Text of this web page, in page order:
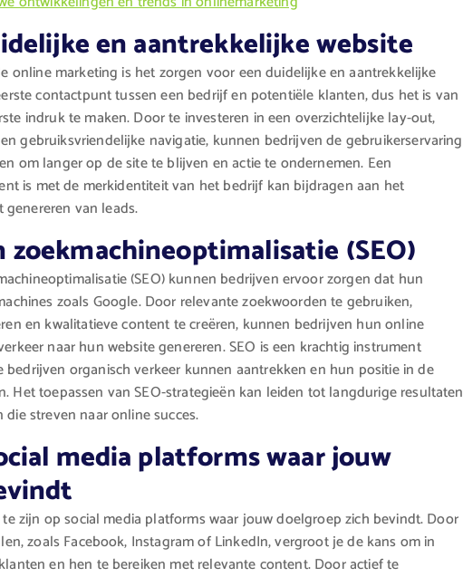
en aantrekkelijke website
online marketing is het zorgen voor een duidelijke en aantrekkelijke
contactpunt tussen een bedrijf en potentiële klanten, dus het is van
indruk te maken. Door te investeren in een overzichtelijke lay-out,
gebruiksvriendelijke navigatie, kunnen bedrijven de gebruikerservaring
om langer op de site te blijven en actie te ondernemen. Een
is met de merkidentiteit van het bedrijf kan bijdragen aan het
van leads.
zoekmachineoptimalisatie (SEO)
(SEO) kunnen bedrijven ervoor zorgen dat hun
zoals Google. Door relevante zoekwoorden te gebruiken,
en kwalitatieve content te creëren, kunnen bedrijven hun online
naar hun website genereren. SEO is een krachtig instrument
organisch verkeer kunnen aantrekken en hun positie in de
Het toepassen van SEO-strategieën kan leiden tot langdurige resultaten
streven naar online succes.
media platforms waar jouw
zijn op social media platforms waar jouw doelgroep zich bevindt. Door
zoals Facebook, Instagram of LinkedIn, vergroot je de kans om in
en hen te bereiken met relevante content. Door actief te